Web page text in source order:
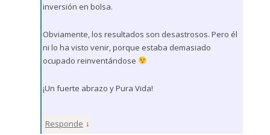
inversión en bolsa.
Obviamente, los resultados son desastrosos. Pero él
ni lo ha visto venir, porque estaba demasiado
ocupado reinventándose
¡Un fuerte abrazo y Pura Vida!
Responde ↓